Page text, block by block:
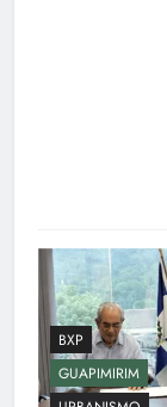
BXP
GUAPIMIRIM